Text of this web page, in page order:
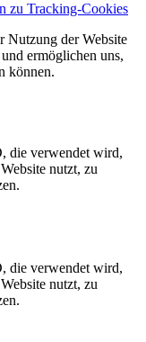
zu Tracking-Cookies
Nutzung der Website
ermöglichen uns,
können.
die verwendet wird,
nutzt, zu
die verwendet wird,
nutzt, zu